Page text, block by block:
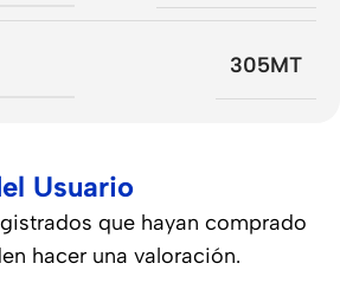
305MT
Usuario
que hayan comprado
hacer una valoración.